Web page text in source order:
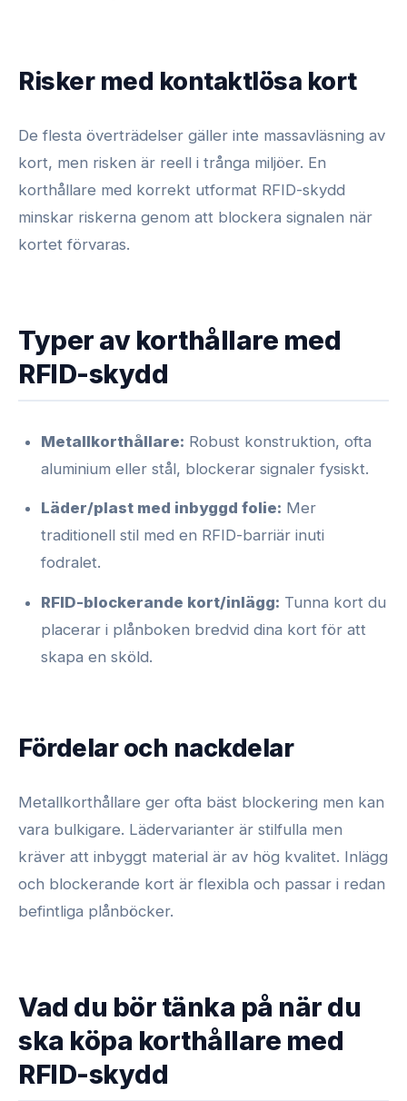
Risker med kontaktlösa kort
De flesta överträdelser gäller inte massavläsning av
kort, men risken är reell i trånga miljöer. En
korthållare med korrekt utformat RFID-skydd
minskar riskerna genom att blockera signalen när
kortet förvaras.
Typer av korthållare med
RFID-skydd
Metallkorthållare: Robust konstruktion, ofta
aluminium eller stål, blockerar signaler fysiskt.
Läder/plast med inbyggd folie: Mer
traditionell stil med en RFID-barriär inuti
fodralet.
RFID-blockerande kort/inlägg: Tunna kort du
placerar i plånboken bredvid dina kort för att
skapa en sköld.
Fördelar och nackdelar
Metallkorthållare ger ofta bäst blockering men kan
vara bulkigare. Lädervarianter är stilfulla men
kräver att inbyggt material är av hög kvalitet. Inlägg
och blockerande kort är flexibla och passar i redan
befintliga plånböcker.
Vad du bör tänka på när du
ska köpa korthållare med
RFID-skydd